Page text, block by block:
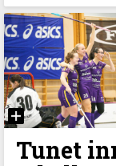
Tunet